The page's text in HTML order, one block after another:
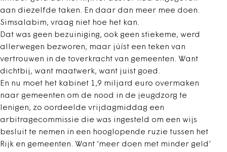
aan diezelfde taken. En daar dan meer mee doen.
Simsalabim, vraag niet hoe het kan.
Dat was geen bezuiniging, ook geen stiekeme, werd
allerwegen bezworen, maar júíst een teken van
vertrouwen in de toverkracht van gemeenten. Want
dichtbij, want maatwerk, want juist goed.
En nu moet het kabinet 1,9 miljard euro overmaken
naar gemeenten om de nood in de jeugdzorg te
lenigen, zo oordeelde vrijdagmiddag een
arbitragecommissie die was ingesteld om een wijs
besluit te nemen in een hoog­lopende ruzie tussen het
Rijk en gemeenten. Want ‘meer doen met minder geld’